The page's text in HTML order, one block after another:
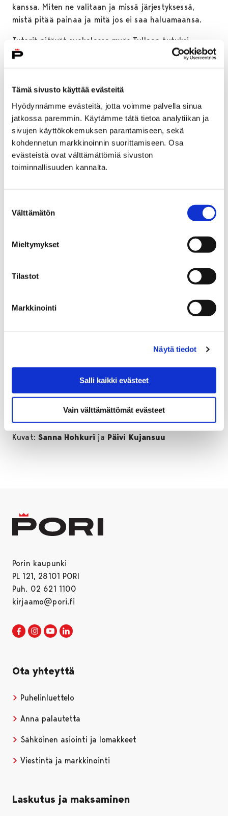
Tämä sivusto käyttää evästeitä
Hyödynnämme evästeitä, jotta voimme palvella sinua
jatkossa paremmin. Käytämme tätä tietoa analytiikan ja
sivujen käyttökokemuksen parantamiseen, sekä
kohdennetun markkinoinnin suorittamiseen. Osa
evästeistä ovat välttämättömiä sivuston
toiminnallisuuden kannalta.
valinta
Välttämätön
Mieltymykset
Tilastot
Markkinointi
Näytä tiedot
Salli kaikki evästeet
Vain välttämättömät evästeet
kanssa. Miten ne valitaan ja missä järjestyksessä,
mistä pitää painaa ja mitä jos ei saa haluamaansa.
Tutorit pitävät ruokalassa myös Tullaan tutuksi -
pöytää, joka sijaitsee lähellä erityisruokavaliotiskiä.
Pöydällä on kyltti, josta sen tunnistaa. Tullaan tutuksi
jättää väliin yksin syömisen takia. Pöydästä voi löytää
itselleen seuraa ja uusia kavereita. Tutorit ovat
järjestämässä muutakin ohjelmaa, joten kannattaa
pysyä kuulolla ja ottaa tutorien Instagram haltuun
@porinlukiotutorit
Teksti:tutorit
Kuvat:Sanna Hohkuri ja Päivi Kujansuu
Porin kaupunki
PL 121, 28101 PORI
Puh. 02 621 1100
kirjaamo@pori.fi
Porin kaupunki Facebookissa
Avautuu uudessa välilehdessä
Porin kaupunki Instagramissa
Avautuu uudessa välilehdessä
Porin kaupunki Youtubessa
Avautuu uudessa välilehdessä
Ota yhteyttä
Puhelinluettelo
Anna palautetta
Sähköinen asiointi ja lomakkeet
Viestintä ja markkinointi
Laskutus ja maksaminen